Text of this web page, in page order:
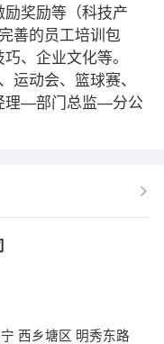
奖励等（科技产
善的员工培训包
、企业文化等。
运动会、篮球赛、
理—部门总监—分公
西乡塘区 明秀东路